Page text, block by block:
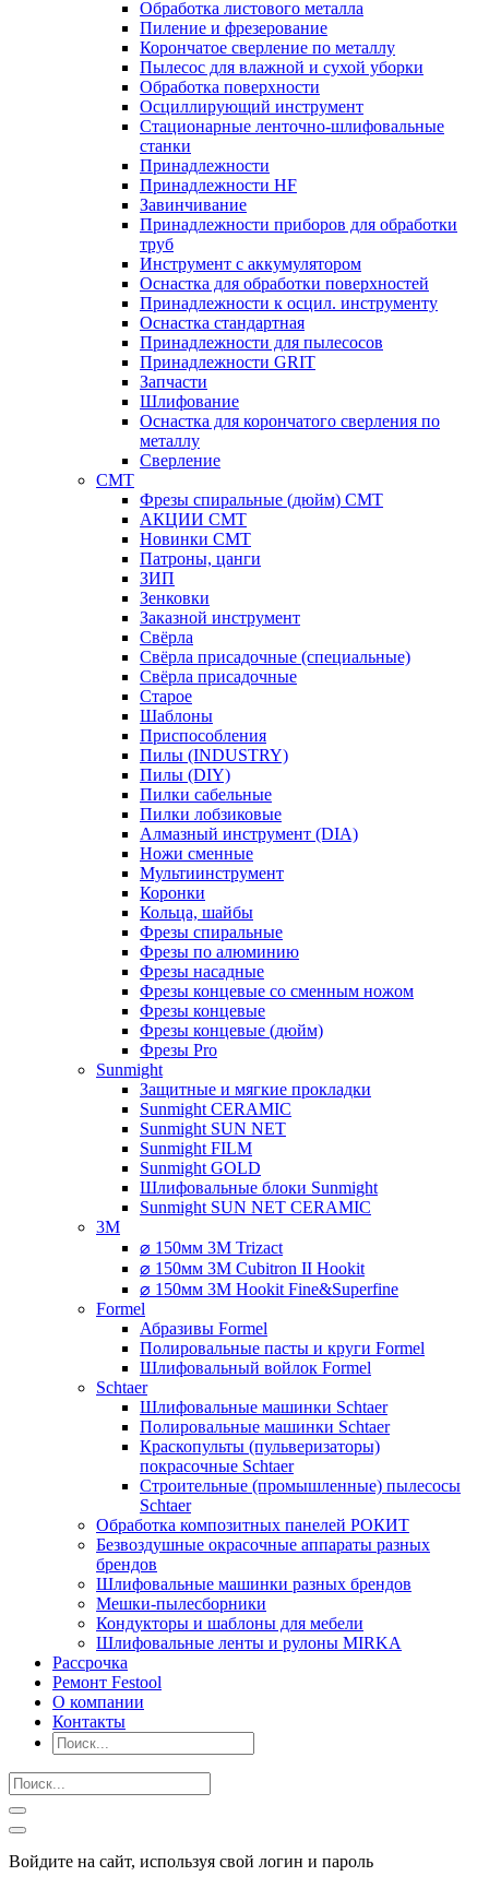
Обработка листового металла
Пиление и фрезерование
Корончатое сверление по металлу
Пылесос для влажной и сухой уборки
Обработка поверхности
Осциллирующий инструмент
Стационарные ленточно-шлифовальные
станки
Принадлежности
Принадлежности HF
Завинчивание
Принадлежности приборов для обработки
труб
Инструмент с аккумулятором
Оснастка для обработки поверхностей
Принадлежности к осцил. инструменту
Оснастка стандартная
Принадлежности для пылесосов
Принадлежности GRIT
Запчасти
Шлифование
Оснастка для корончатого сверления по
металлу
Сверление
CMT
Фрезы спиральные (дюйм) СМТ
АКЦИИ СМТ
Новинки CMT
Патроны, цанги
ЗИП
Зенковки
Заказной инструмент
Свёрла
Свёрла присадочные (специальные)
Свёрла присадочные
Старое
Шаблоны
Приспособления
Пилы (INDUSTRY)
Пилы (DIY)
Пилки сабельные
Пилки лобзиковые
Алмазный инструмент (DIA)
Ножи сменные
Мультиинструмент
Коронки
Кольца, шайбы
Фрезы спиральные
Фрезы по алюминию
Фрезы насадные
Фрезы концевые со сменным ножом
Фрезы концевые
Фрезы концевые (дюйм)
Фрезы Pro
Sunmight
Защитные и мягкие прокладки
Sunmight CERAMIC
Sunmight SUN NET
Sunmight FILM
Sunmight GOLD
Шлифовальные блоки Sunmight
Sunmight SUN NET CERAMIC
3M
⌀ 150мм 3M Trizact
⌀ 150мм 3M Cubitron II Hookit
⌀ 150мм 3M Hookit Fine&Superfine
Formel
Абразивы Formel
Полировальные пасты и круги Formel
Шлифовальный войлок Formel
Schtaer
Шлифовальные машинки Schtaer
Полировальные машинки Schtaer
Краскопульты (пульверизаторы)
покрасочные Schtaer
Строительные (промышленные) пылесосы
Schtaer
Обработка композитных панелей РОКИТ
Безвоздушные окрасочные аппараты разных
брендов
Шлифовальные машинки разных брендов
Мешки-пылесборники
Кондукторы и шаблоны для мебели
Шлифовальные ленты и рулоны MIRKA
Рассрочка
Ремонт Festool
О компании
Контакты
Войдите на сайт, используя свой логин и пароль